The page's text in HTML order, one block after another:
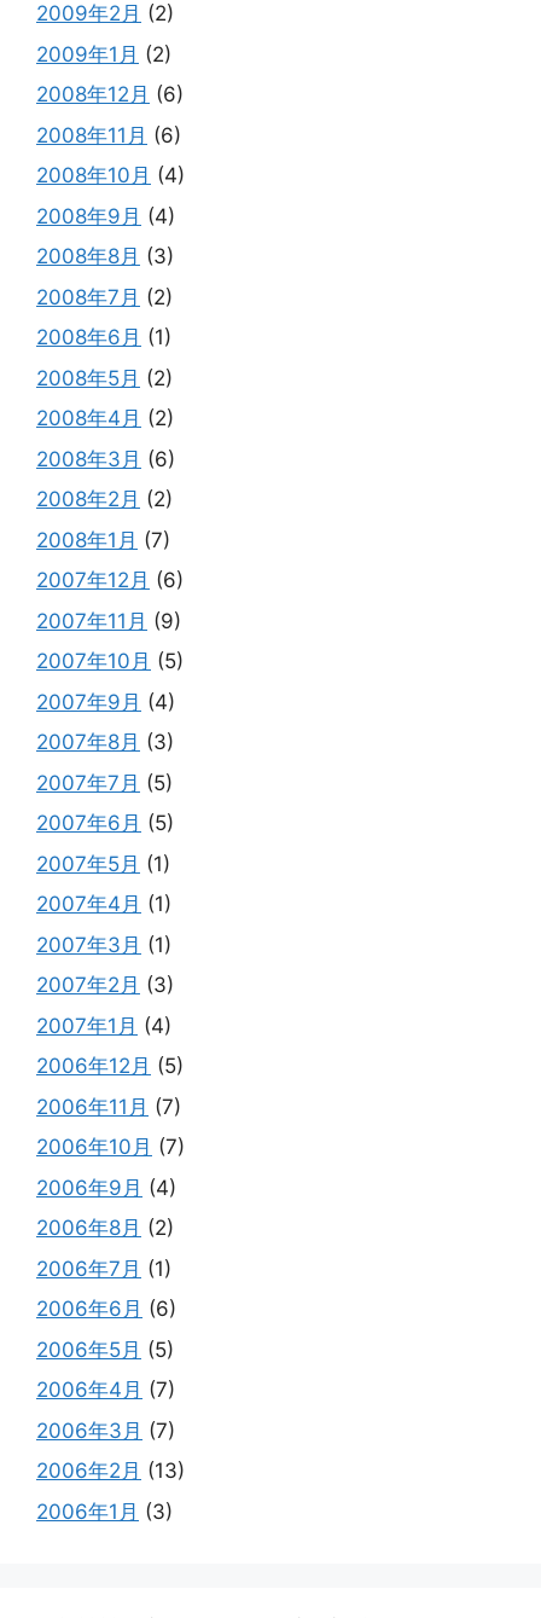
2009年2月 (2)
2009年1月 (2)
2008年12月 (6)
2008年11月 (6)
2008年10月 (4)
2008年9月 (4)
2008年8月 (3)
2008年7月 (2)
2008年6月 (1)
2008年5月 (2)
2008年4月 (2)
2008年3月 (6)
2008年2月 (2)
2008年1月 (7)
2007年12月 (6)
2007年11月 (9)
2007年10月 (5)
2007年9月 (4)
2007年8月 (3)
2007年7月 (5)
2007年6月 (5)
2007年5月 (1)
2007年4月 (1)
2007年3月 (1)
2007年2月 (3)
2007年1月 (4)
2006年12月 (5)
2006年11月 (7)
2006年10月 (7)
2006年9月 (4)
2006年8月 (2)
2006年7月 (1)
2006年6月 (6)
2006年5月 (5)
2006年4月 (7)
2006年3月 (7)
2006年2月 (13)
2006年1月 (3)